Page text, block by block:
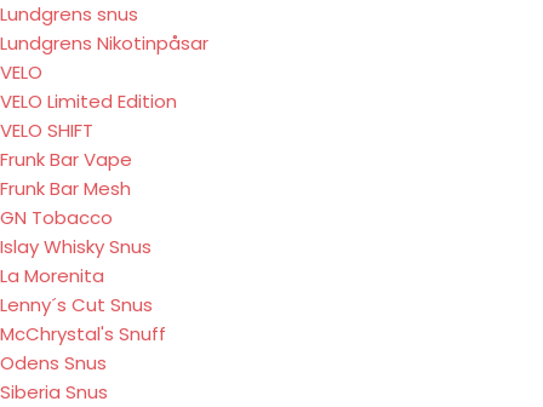
Lundgrens snus
Lundgrens Nikotinpåsar
VELO
VELO Limited Edition
VELO SHIFT
Frunk Bar Vape
Frunk Bar Mesh
GN Tobacco
Islay Whisky Snus
La Morenita
Lenny´s Cut Snus
McChrystal's Snuff
Odens Snus
Siberia Snus